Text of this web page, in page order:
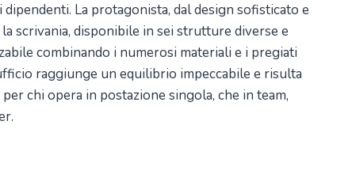
dipendenti. La protagonista, dal design sofisticato e
scrivania, disponibile in sei strutture diverse e
combinando i numerosi materiali e i pregiati
raggiunge un equilibrio impeccabile e risulta
chi opera in postazione singola, che in team,